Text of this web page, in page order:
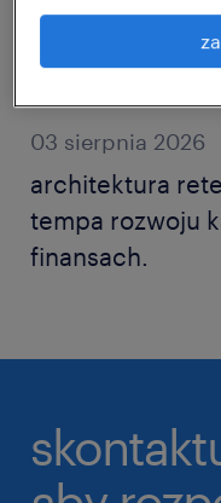
03 sierpnia 2026
architektura
tempa rozwoju
finansach.